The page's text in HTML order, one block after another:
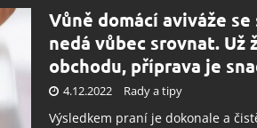
Vůně domácí aviváže
nedá vůbec srovnat. Už
obchodu, příprava je
4.12.2022 Rady a tipy
Výsledkem praní je dokonale a